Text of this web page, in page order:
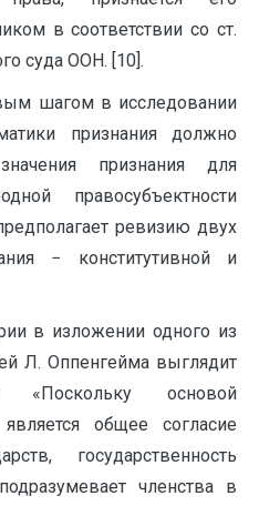
в соответствии со ст.
суда ООН. [10].
шагом в исследовании
признания должно
признания для
правосубъектности
ревизию двух
− конститутивной и
в изложении одного из
Л. Оппенгейма выглядит
«Поскольку основой
общее согласие
государственность
членства в